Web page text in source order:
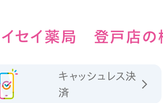
イセイ薬局 登戸店の
キャッシュレス決
済